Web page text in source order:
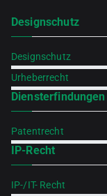
Designschutz
Designschutz
Urheberrecht
Diensterfindungen
Patentrecht
IP-Recht
IP-/IT- Recht